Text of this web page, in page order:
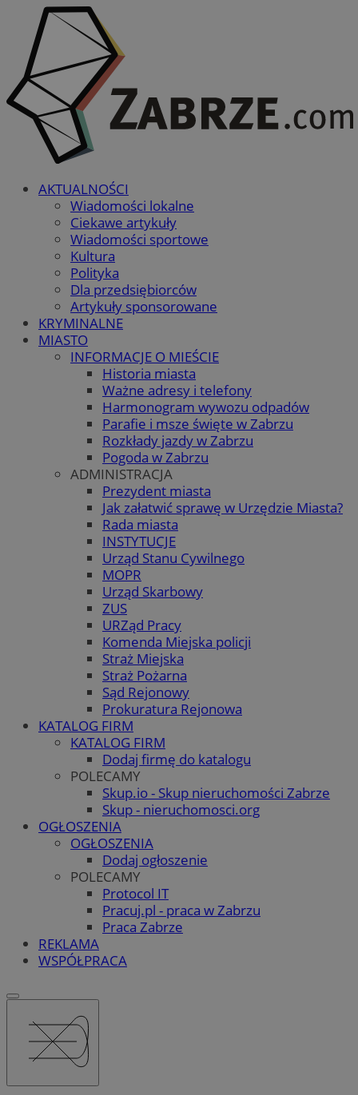
AKTUALNOŚCI
Wiadomości lokalne
Ciekawe artykuły
Wiadomości sportowe
Kultura
Polityka
Dla przedsiębiorców
Artykuły sponsorowane
KRYMINALNE
MIASTO
INFORMACJE O MIEŚCIE
Historia miasta
Ważne adresy i telefony
Harmonogram wywozu odpadów
Parafie i msze święte w Zabrzu
Rozkłady jazdy w Zabrzu
Pogoda w Zabrzu
ADMINISTRACJA
Prezydent miasta
Jak załatwić sprawę w Urzędzie Miasta?
Rada miasta
INSTYTUCJE
Urząd Stanu Cywilnego
MOPR
Urząd Skarbowy
ZUS
URZąd Pracy
Komenda Miejska policji
Straż Miejska
Straż Pożarna
Sąd Rejonowy
Prokuratura Rejonowa
KATALOG FIRM
KATALOG FIRM
Dodaj firmę do katalogu
POLECAMY
Skup.io - Skup nieruchomości Zabrze
Skup - nieruchomosci.org
OGŁOSZENIA
OGŁOSZENIA
Dodaj ogłoszenie
POLECAMY
Protocol IT
Pracuj.pl - praca w Zabrzu
Praca Zabrze
REKLAMA
WSPÓŁPRACA